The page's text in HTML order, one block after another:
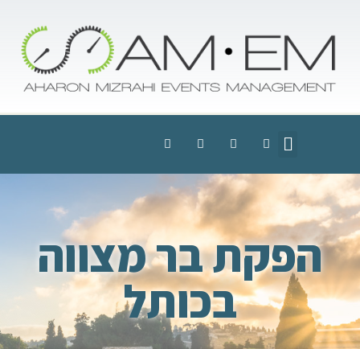
הפקת בר מצווה
בכותל